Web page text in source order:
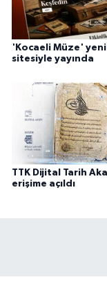
'Kocaeli Müze'
sitesiyle yayında
TTK Dijital Tarih
erişime açıldı